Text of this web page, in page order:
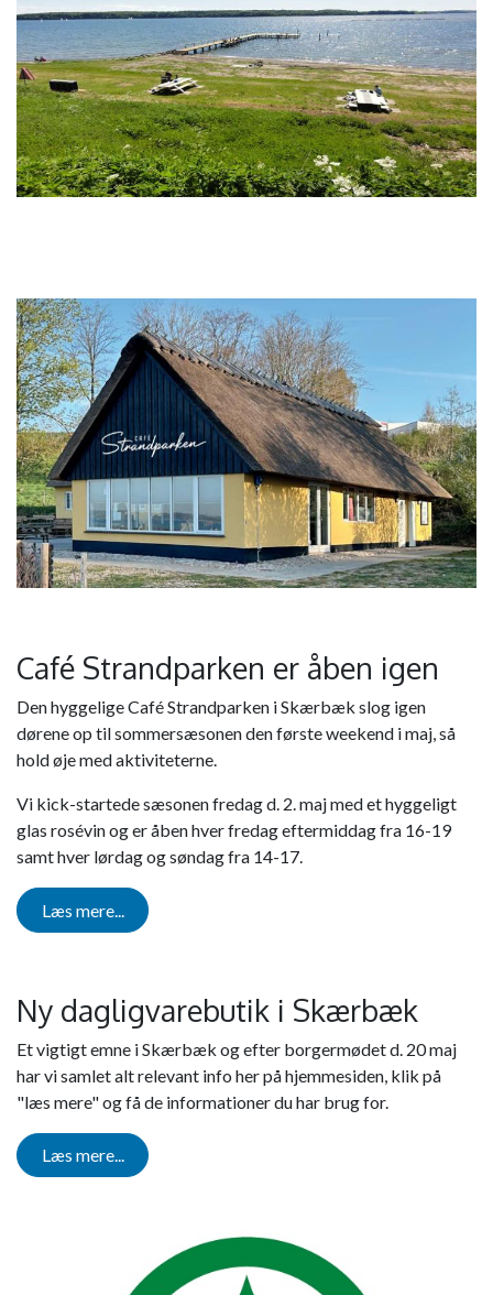
Café Strandparken er åben igen
Den hyggelige Café Strandparken i Skærbæk slog igen
dørene op til sommersæsonen den første weekend i maj, så
hold øje med aktiviteterne.
Vi kick-startede sæsonen fredag d. 2. maj med et hyggeligt
glas rosévin og er åben hver fredag eftermiddag fra 16-19
samt hver lørdag og søndag fra 14-17.
Læs mere...
Ny dagligvarebutik i Skærbæk
Et vigtigt emne i Skærbæk og efter borgermødet d. 20 maj
har vi samlet alt relevant info her på hjemmesiden, klik på
"læs mere" og få de informationer du har brug for.
Læs mere...